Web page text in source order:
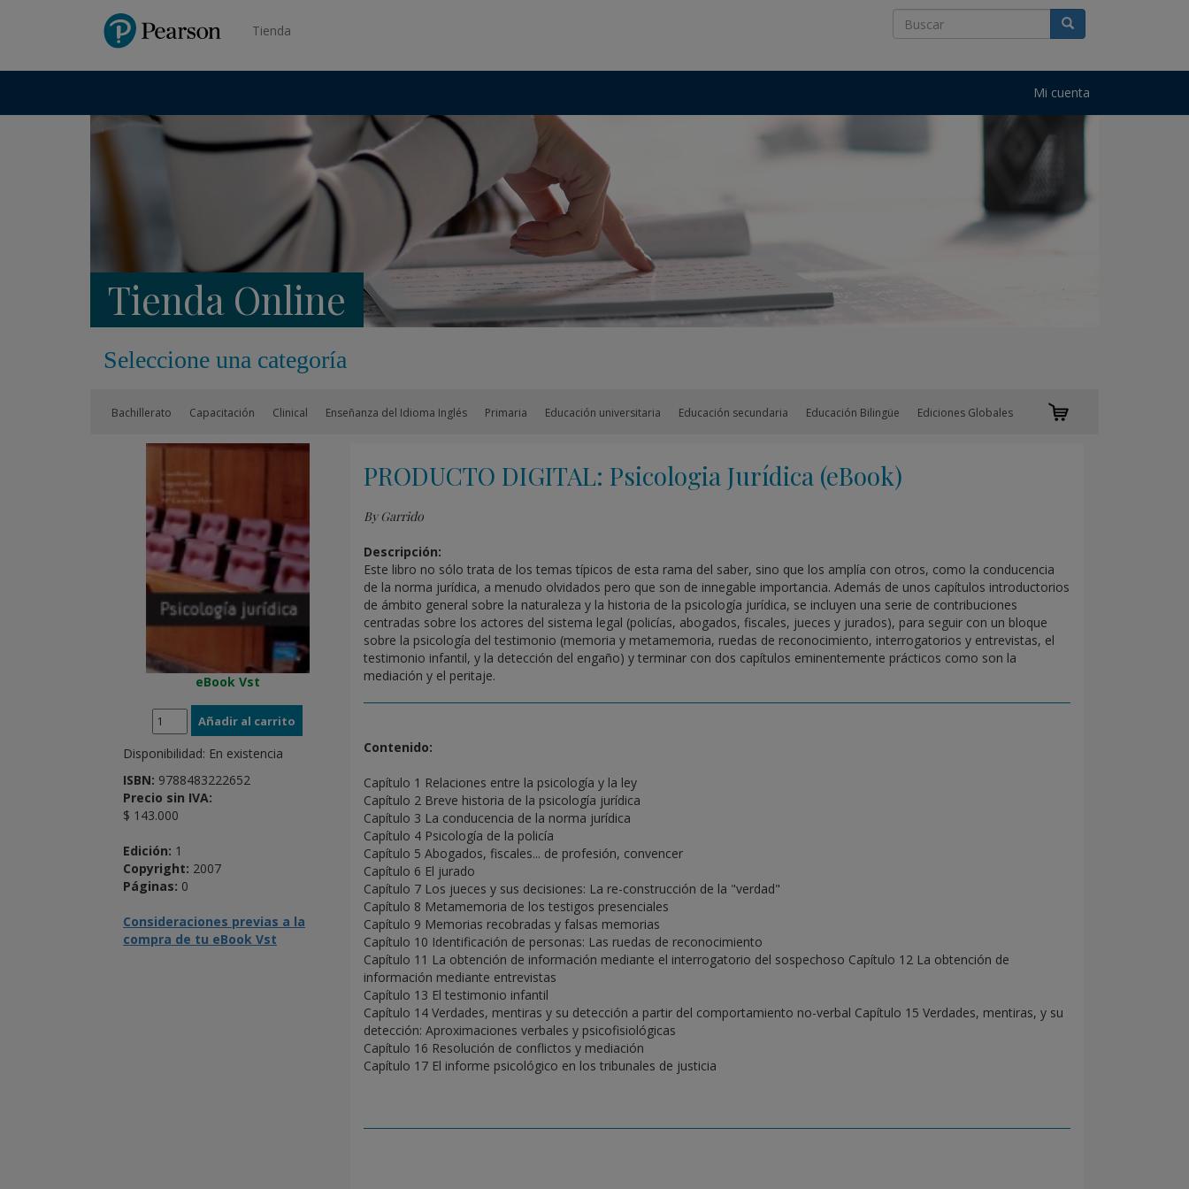
PearsonTienda
Mi cuenta
Tienda Online
Seleccione una categoría
Bachillerato Capacitación Clinical Enseñanza del Idioma Inglés Primaria Educación universitaria Educación secundaria Educación Bilingüe Ediciones Globales
eBook Vst
Disponibilidad: En existencia
ISBN: 9788483222652
Precio sin IVA:
$ 143.000
Edición: 1
Copyright: 2007
Páginas: 0
Consideraciones previas a la
compra de tu eBook Vst
PRODUCTO DIGITAL: Psicologia Jurídica (eBook)
By Garrido
Descripción:
Este libro no sólo trata de los temas típicos de esta rama del saber, sino que los amplía con otros, como la conducencia
de la norma jurídica, a menudo olvidados pero que son de innegable importancia. Además de unos capítulos introductorios
de ámbito general sobre la naturaleza y la historia de la psicología jurídica, se incluyen una serie de contribuciones
centradas sobre los actores del sistema legal (policías, abogados, fiscales, jueces y jurados), para seguir con un bloque
sobre la psicología del testimonio (memoria y metamemoria, ruedas de reconocimiento, interrogatorios y entrevistas, el
testimonio infantil, y la detección del engaño) y terminar con dos capítulos eminentemente prácticos como son la
mediación y el peritaje.
Contenido:
Capítulo 1 Relaciones entre la psicología y la ley
Capítulo 2 Breve historia de la psicología jurídica
Capítulo 3 La conducencia de la norma jurídica
Capítulo 4 Psicología de la policía
Capítulo 5 Abogados, fiscales... de profesión, convencer
Capítulo 6 El jurado
Capítulo 7 Los jueces y sus decisiones: La re-construcción de la "verdad"
Capítulo 8 Metamemoria de los testigos presenciales
Capítulo 9 Memorias recobradas y falsas memorias
Capítulo 10 Identificación de personas: Las ruedas de reconocimiento
Capítulo 11 La obtención de información mediante el interrogatorio del sospechoso Capítulo 12 La obtención de
información mediante entrevistas
Capítulo 13 El testimonio infantil
Capítulo 14 Verdades, mentiras y su detección a partir del comportamiento no-verbal Capítulo 15 Verdades, mentiras, y su
detección: Aproximaciones verbales y psicofisiológicas
Capítulo 16 Resolución de conflictos y mediación
Capítulo 17 El informe psicológico en los tribunales de justicia